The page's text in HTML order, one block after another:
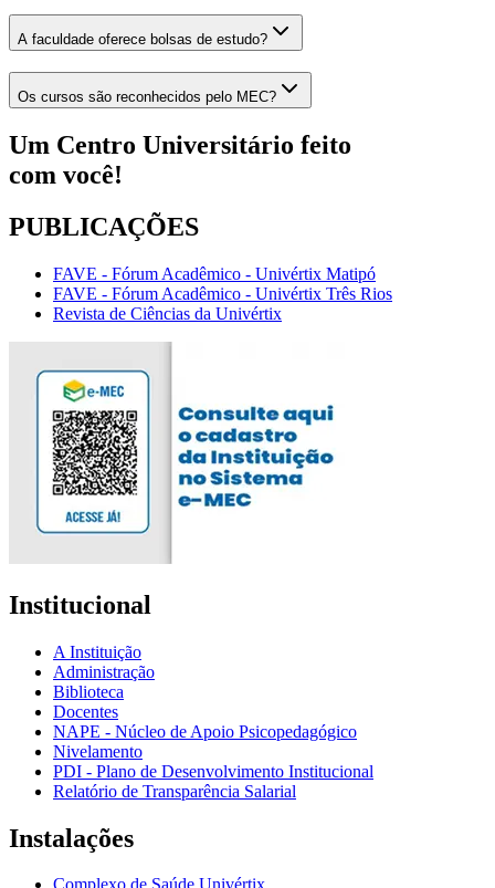
A faculdade oferece bolsas de estudo?
Os cursos são reconhecidos pelo MEC?
Um Centro Universitário feito
com você!
PUBLICAÇÕES
FAVE - Fórum Acadêmico - Univértix Matipó
FAVE - Fórum Acadêmico - Univértix Três Rios
Revista de Ciências da Univértix
Institucional
A Instituição
Administração
Biblioteca
Docentes
NAPE - Núcleo de Apoio Psicopedagógico
Nivelamento
PDI - Plano de Desenvolvimento Institucional
Relatório de Transparência Salarial
Instalações